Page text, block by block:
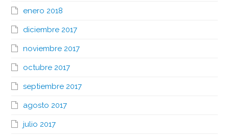
enero 2018
diciembre 2017
noviembre 2017
octubre 2017
septiembre 2017
agosto 2017
julio 2017